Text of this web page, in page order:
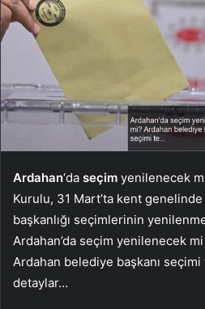
Ardahan‘da seçim yenilenecek
Kurulu, 31 Mart’ta kent
başkanlığı seçimlerinin
Ardahan’da seçim yenilenecek
Ardahan belediye başkanı seçimi
detaylar…